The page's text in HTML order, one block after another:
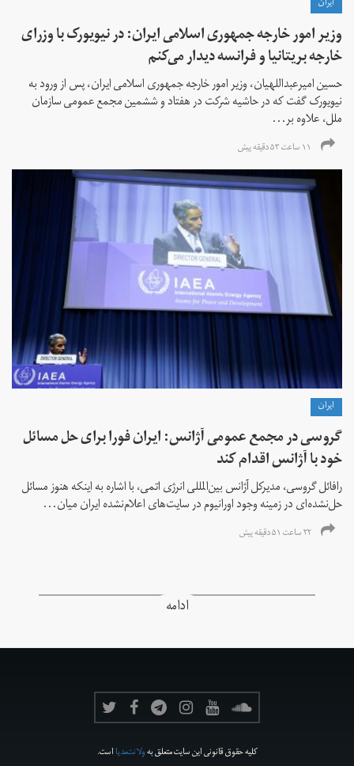
ايران
وزیر امور خارجه جمهوری اسلامی ایران: در نیویورک با وزرای
خارجه بریتانیا و فرانسه دیدار می‌کنم
حسین امیرعبداللهیان، وزیر امور خارجه جمهوری اسلامی ایران، پس از ورود به
نیویورک گفت که در حاشیه شرکت در هفتاد و ششمین مجمع عمومی سازمان
ملل، علاوه بر...
۱۱ ساعت ۵۳ دقیقه پیش
ايران
گروسی در مجمع عمومی آژانس: ایران فورا برای حل مسائل
خود با آژانس اقدام کند
رافائل گروسی، مدیرکل آژانس بین‌المللی انرژی اتمی، با اشاره به اینکه هنوز مسائل
حل‌نشده‌ای در زمینه وجود اورانیوم در سایت‌های اعلام‌نشده ایران میان...
۲۲ ساعت ۵۱ دقیقه پیش
ادامه
کلیه حقوق قانونی این سایت متعلق بهولانت‌مدیااست.